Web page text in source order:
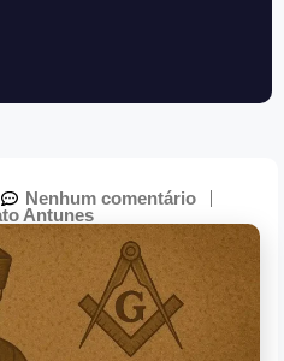
Nenhum comentário
Antunes